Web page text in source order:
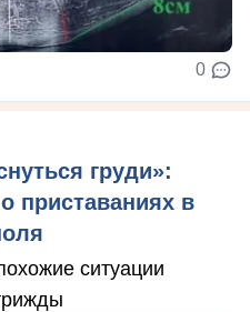
0
груди»:
приставаниях в
ситуации